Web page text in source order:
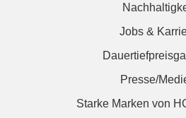
Jobs &
Presse/
Starke Marken von